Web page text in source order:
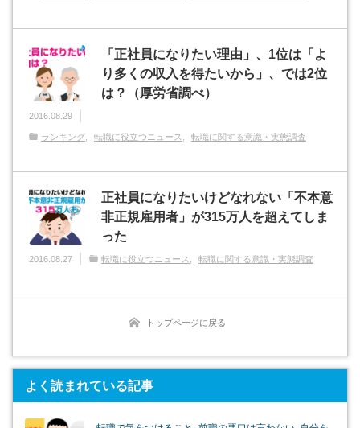
「正社員になりたい理由」、1位は「よ
り多くの収入を得たいから」、では2位
は？（厚労省調べ）
2016.08.29
ランキング 転職に役立つニュース 転職に関する意識・実態調査
正社員になりたいけどなれない「不本意
非正規雇用者」が315万人を超えてしま
った
2016.08.27 転職に役立つニュース 転職に関する意識・実態調査
トップページに戻る
よく読まれている記事